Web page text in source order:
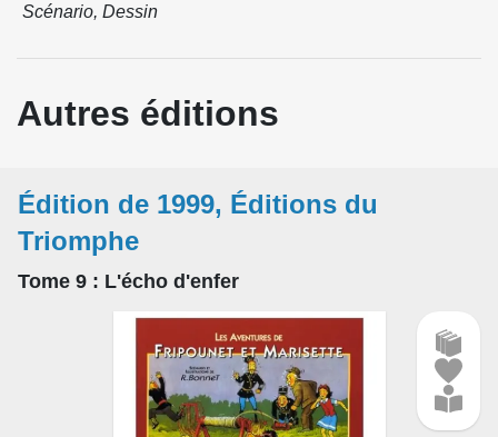
Scénario, Dessin
Autres éditions
Édition de 1999, Éditions du
Triomphe
Tome 9 : L'écho d'enfer